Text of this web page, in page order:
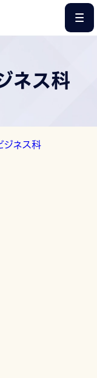
ネス科
ネス科